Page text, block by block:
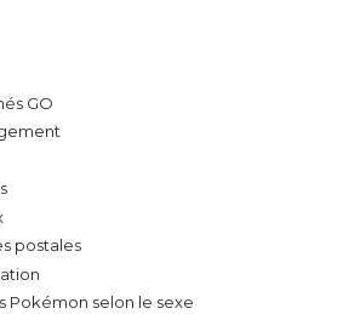
GO
postales
Pokémon selon le sexe